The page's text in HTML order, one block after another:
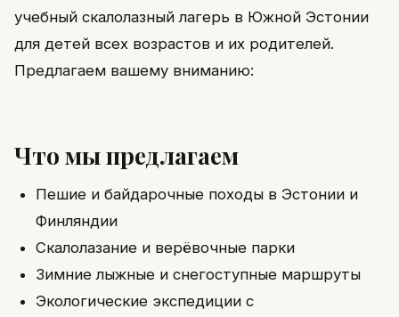
учебный скалолазный лагерь в Южной Эстонии
для детей всех возрастов и их родителей.
Предлагаем вашему вниманию:
Что мы предлагаем
Пешие и байдарочные походы в Эстонии и
Финляндии
Скалолазание и верёвочные парки
Зимние лыжные и снегоступные маршруты
Экологические экспедиции с